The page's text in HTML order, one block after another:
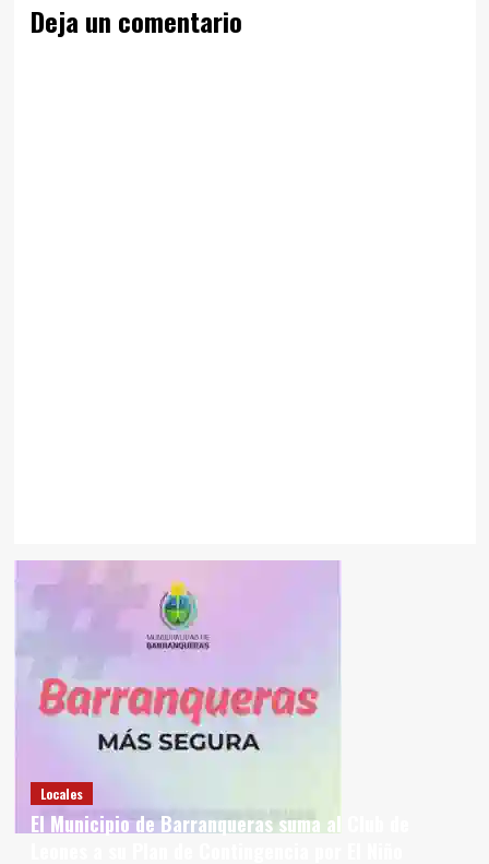
Deja un comentario
Locales
El Municipio de Barranqueras suma al Club de